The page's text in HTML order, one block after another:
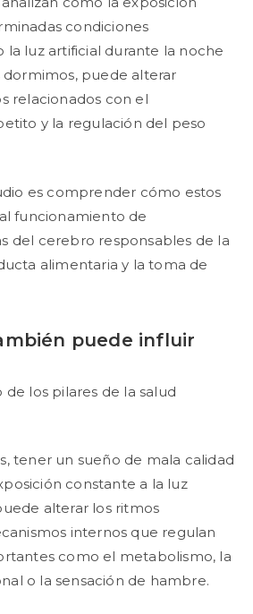
condiciones
la luz artificial durante la noche
puede alterar
relacionados con el
y la regulación del peso
es comprender cómo estos
funcionamiento de
del cerebro responsables de la
alimentaria y la toma de
puede influir
de los pilares de la salud
tener un sueño de mala calidad
constante a la luz
alterar los ritmos
internos que regulan
como el metabolismo, la
o la sensación de hambre.